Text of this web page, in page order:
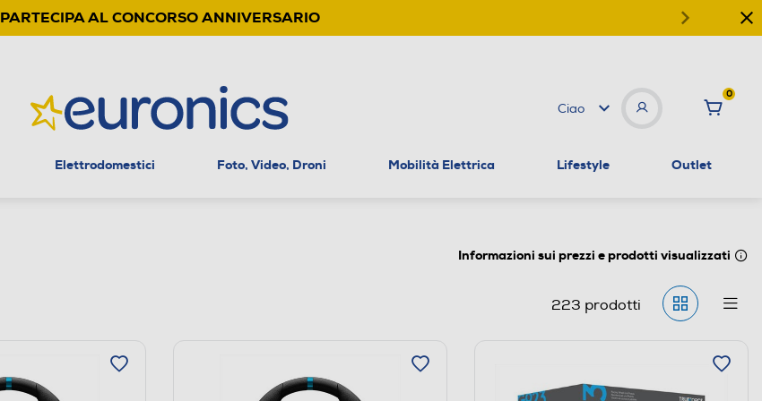
PARTECIPA AL CONCORSO ANNIVERSARIO
Ciao
0
Elettrodomestici Foto, Video, Droni Mobilità Elettrica Lifestyle Outlet
Informazioni sui prezzi e prodotti visualizzati
223 prodotti